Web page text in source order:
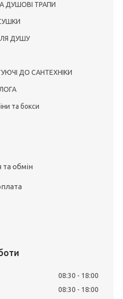
ДУШОВІ ТРАПИ
ДУШУ
ДО САНТЕХНІКИ
та бокси
обмін
08:30
18:00
08:30
18:00